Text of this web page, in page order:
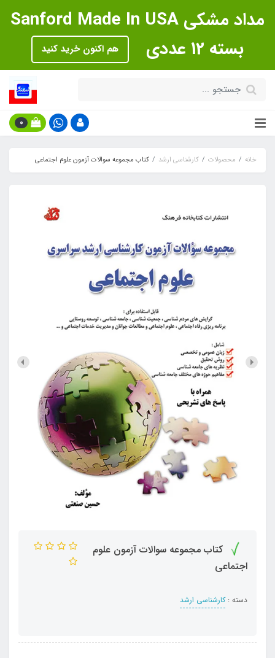
مداد مشکی Sanford Made In USA
بسته 12 عددی
هم اکنون خرید کنید
0
خانه محصولات کارشناسی ارشد کتاب مجموعه سوالات آزمون علوم اجتماعی
کتاب مجموعه سوالات آزمون علوم
اجتماعی
دسته :کارشناسی ارشد